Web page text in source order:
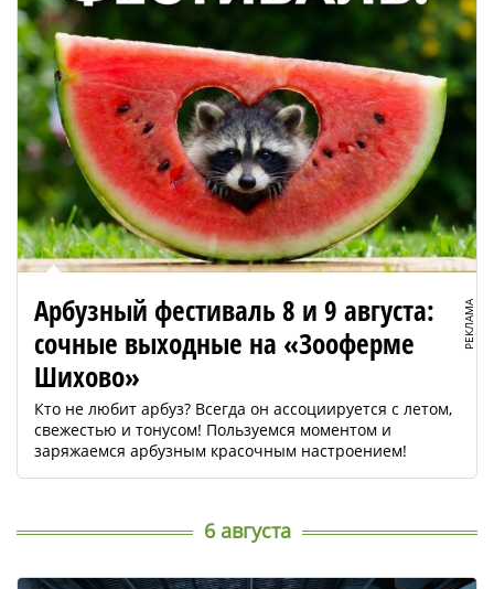
РЕКЛАМА
Арбузный фестиваль 8 и 9 августа:
сочные выходные на «Зооферме
Шихово»
Кто не любит арбуз? Всегда он ассоциируется с летом,
свежестью и тонусом! Пользуемся моментом и
заряжаемся арбузным красочным настроением!
6 августа